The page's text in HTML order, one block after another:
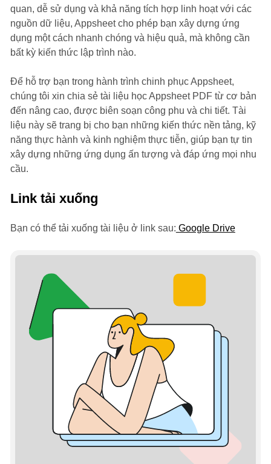
quan, dễ sử dụng và khả năng tích hợp linh hoạt với các
nguồn dữ liệu, Appsheet cho phép bạn xây dựng ứng
dụng một cách nhanh chóng và hiệu quả, mà không cần
bất kỳ kiến thức lập trình nào.
Để hỗ trợ bạn trong hành trình chinh phục Appsheet,
chúng tôi xin chia sẻ tài liệu học Appsheet PDF từ cơ bản
đến nâng cao, được biên soạn công phu và chi tiết. Tài
liệu này sẽ trang bị cho bạn những kiến thức nền tảng, kỹ
năng thực hành và kinh nghiệm thực tiễn, giúp bạn tự tin
xây dựng những ứng dụng ấn tượng và đáp ứng mọi nhu
cầu.
Link tải xuống
Bạn có thể tải xuống tài liệu ở link sau: Google Drive